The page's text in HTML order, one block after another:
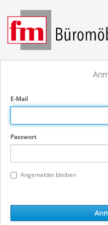
E-Mail
Passwort
Angemeldet bleiben